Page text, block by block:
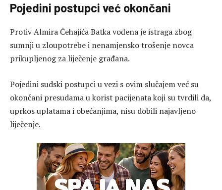
Pojedini postupci već okončani
ProtivAlmira Čehajića Batkavođena je istraga zbog
sumnji u zloupotrebe i nenamjensko trošenje novca
prikupljenog za liječenje građana.
Pojedini sudski postupci u vezi s ovim slučajem već su
okončani presudama u korist pacijenata koji su tvrdili da,
uprkos uplatama i obećanjima, nisu dobili najavljeno
liječenje.